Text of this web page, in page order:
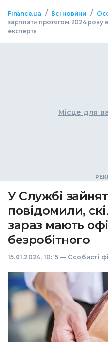
Finance.ua / Всі новини /
зарплати протягом 2024 року
експерта
Місце для
У Службі
повідомили,
зараз мають
безробітного
15.01.2024, 10:15 — Особисті